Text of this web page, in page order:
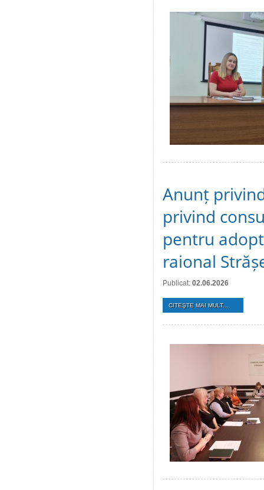
Anunț
privind
pentru
raional
Publicat: 02.06.2026
CITEŞTE MAI MULT...